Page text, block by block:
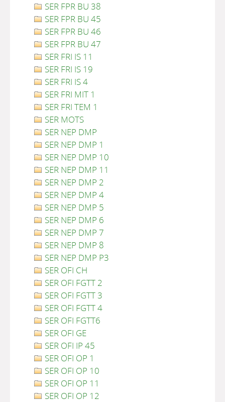
SER FPR BU 38
SER FPR BU 45
SER FPR BU 46
SER FPR BU 47
SER FRI IS 11
SER FRI IS 19
SER FRI IS 4
SER FRI MIT 1
SER FRI TEM 1
SER MOTS
SER NEP DMP
SER NEP DMP 1
SER NEP DMP 10
SER NEP DMP 11
SER NEP DMP 2
SER NEP DMP 4
SER NEP DMP 5
SER NEP DMP 6
SER NEP DMP 7
SER NEP DMP 8
SER NEP DMP P3
SER OFI CH
SER OFI FGTT 2
SER OFI FGTT 3
SER OFI FGTT 4
SER OFI FGTT6
SER OFI GE
SER OFI IP 45
SER OFI OP 1
SER OFI OP 10
SER OFI OP 11
SER OFI OP 12